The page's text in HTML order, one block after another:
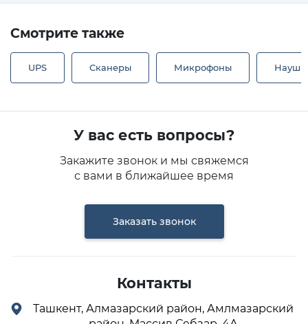
Смотрите также
UPS Сканеры Микрофоны
У вас есть вопросы?
Закажите звонок и мы свяжемся
с вами в ближайшее время
Заказать звонок
Контакты
Ташкент, Алмазарский район, Амлмазарский